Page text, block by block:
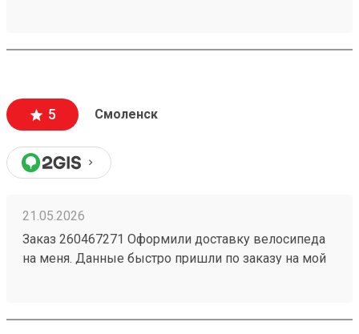
5 Смоленск
21.05.2026
Заказ 260467271 Оформили доставку велосипеда
на меня. Данные быстро пришли по заказу на мой
доставки и из чего. Даже есть телеграмм бот, что